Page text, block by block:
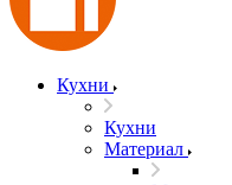
Кухни
Кухни
Материал